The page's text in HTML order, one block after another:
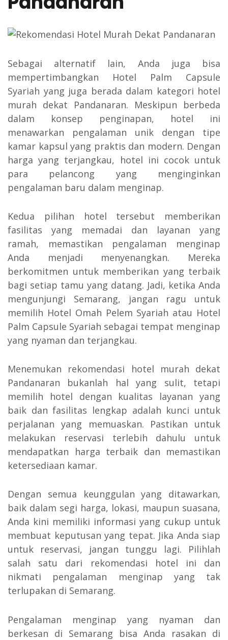
Sebagai alternatif lain, Anda juga bisa
mempertimbangkan Hotel Palm Capsule
Syariah yang juga berada dalam kategori hotel
murah dekat Pandanaran. Meskipun berbeda
dalam konsep penginapan, hotel ini
menawarkan pengalaman unik dengan tipe
kamar kapsul yang praktis dan modern. Dengan
harga yang terjangkau, hotel ini cocok untuk
para pelancong yang menginginkan
pengalaman baru dalam menginap.
Kedua pilihan hotel tersebut memberikan
fasilitas yang memadai dan layanan yang
ramah, memastikan pengalaman menginap
Anda menjadi menyenangkan. Mereka
berkomitmen untuk memberikan yang terbaik
bagi setiap tamu yang datang. Jadi, ketika Anda
mengunjungi Semarang, jangan ragu untuk
memilih Hotel Omah Pelem Syariah atau Hotel
Palm Capsule Syariah sebagai tempat menginap
yang nyaman dan terjangkau.
Menemukan rekomendasi hotel murah dekat
Pandanaran bukanlah hal yang sulit, tetapi
memilih hotel dengan kualitas layanan yang
baik dan fasilitas lengkap adalah kunci untuk
perjalanan yang memuaskan. Pastikan untuk
melakukan reservasi terlebih dahulu untuk
mendapatkan harga terbaik dan memastikan
ketersediaan kamar.
Dengan semua keunggulan yang ditawarkan,
baik dalam segi harga, lokasi, maupun suasana,
Anda kini memiliki informasi yang cukup untuk
membuat keputusan yang tepat. Jika Anda siap
untuk reservasi, jangan tunggu lagi. Pilihlah
salah satu dari rekomendasi hotel ini dan
nikmati pengalaman menginap yang tak
terlupakan di Semarang.
Pengalaman menginap yang nyaman dan
berkesan di Semarang bisa Anda rasakan di